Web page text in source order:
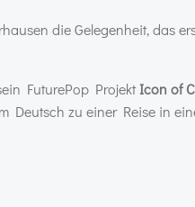
die Gelegenheit, das
FuturePop ProjektIcon of
zu einer Reise in